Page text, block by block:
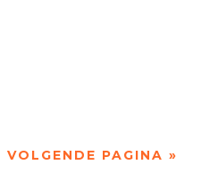
VOLGENDE PAGINA »